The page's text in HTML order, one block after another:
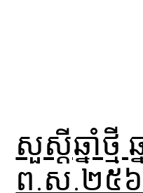
សួស្តីឆ្នាំថ្
ព.ស.២៥